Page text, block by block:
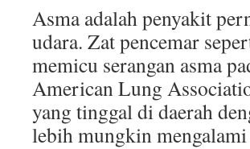
Asma adalah penyakit
udara. Zat pencemar
memicu serangan asma
American Lung
yang tinggal di daerah
lebih mungkin